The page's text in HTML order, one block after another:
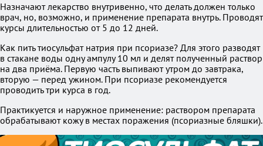
Назначают лекарство внутривенно, что делать должен только
врач, но, возможно, и применение препарата внутрь. Проводят
курсы длительностью от 5 до 12 дней.
Как пить тиосульфат натрия при псориазе? Для этого разводят
в стакане воды одну ампулу 10 мл и делят полученный раствор
на два приёма. Первую часть выпивают утром до завтрака,
вторую — перед ужином. При псориазе рекомендуется
проводить три курса в год.
Практикуется и наружное применение: раствором препарата
обрабатывают кожу в местах поражения (псориазные бляшки).